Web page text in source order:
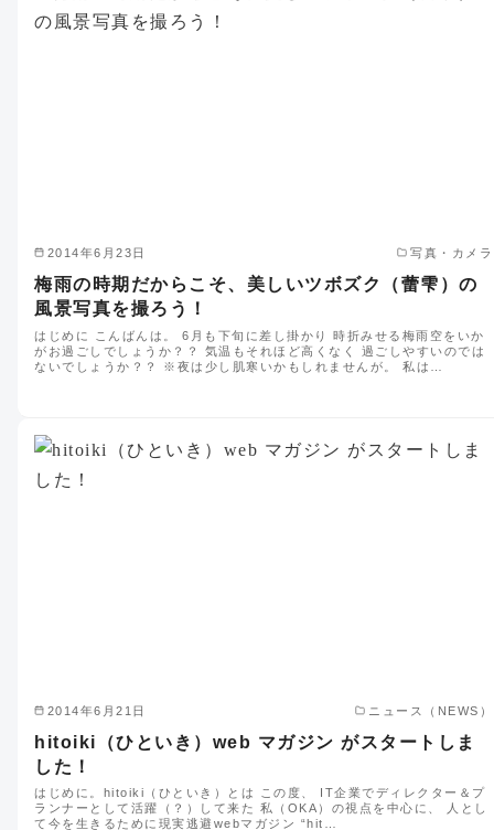
2014年6月23日 写真・カメラ
梅雨の時期だからこそ、美しいツボズク（蕾雫）の
風景写真を撮ろう！
はじめに こんばんは。 6月も下旬に差し掛かり 時折みせる梅雨空をいか
がお過ごしでしょうか？？ 気温もそれほど高くなく 過ごしやすいのでは
ないでしょうか？？ ※夜は少し肌寒いかもしれませんが。 私は…
2014年6月21日 ニュース（NEWS）
hitoiki（ひといき）web マガジン がスタートしま
した！
はじめに。hitoiki（ひといき）とは この度、 IT企業でディレクター＆プ
ランナーとして活躍（？）して来た 私（OKA）の視点を中心に、 人とし
て今を生きるために現実逃避webマガジン “hit…